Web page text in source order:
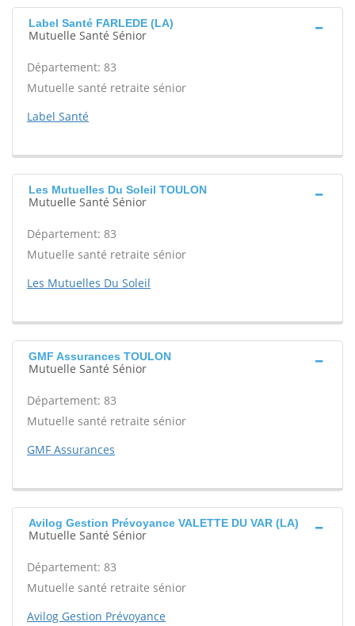
Label Santé FARLEDE (LA)
Mutuelle Santé Sénior
Département: 83
Mutuelle santé retraite sénior
Label Santé
Les Mutuelles Du Soleil TOULON
Mutuelle Santé Sénior
Département: 83
Mutuelle santé retraite sénior
Les Mutuelles Du Soleil
GMF Assurances TOULON
Mutuelle Santé Sénior
Département: 83
Mutuelle santé retraite sénior
GMF Assurances
Avilog Gestion Prévoyance VALETTE DU VAR (LA)
Mutuelle Santé Sénior
Département: 83
Mutuelle santé retraite sénior
Avilog Gestion Prévoyance